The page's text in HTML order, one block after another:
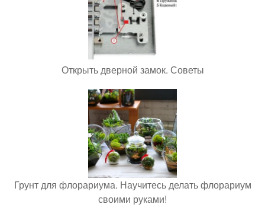
Открыть дверной замок. Советы
Грунт для флорариума. Научитесь делать флорариум
своими руками!